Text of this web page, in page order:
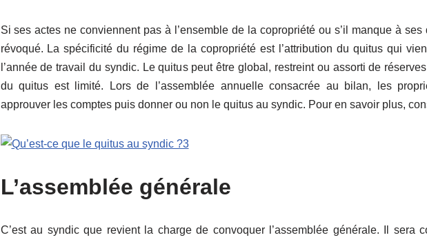
Si ses actes ne conviennent pas à l’ensemble de la copropriété ou s’il manque à
révoqué. La spécificité du régime de la copropriété est l’attribution du quitus qui
l’année de travail du syndic. Le quitus peut être global, restreint ou assorti de
du quitus est limité. Lors de l’assemblée annuelle consacrée au bilan, les
approuver les comptes puis donner ou non le quitus au syndic. Pour en savoir plus,
L’assemblée générale
C’est au syndic que revient la charge de convoquer l’assemblée générale. Il sera